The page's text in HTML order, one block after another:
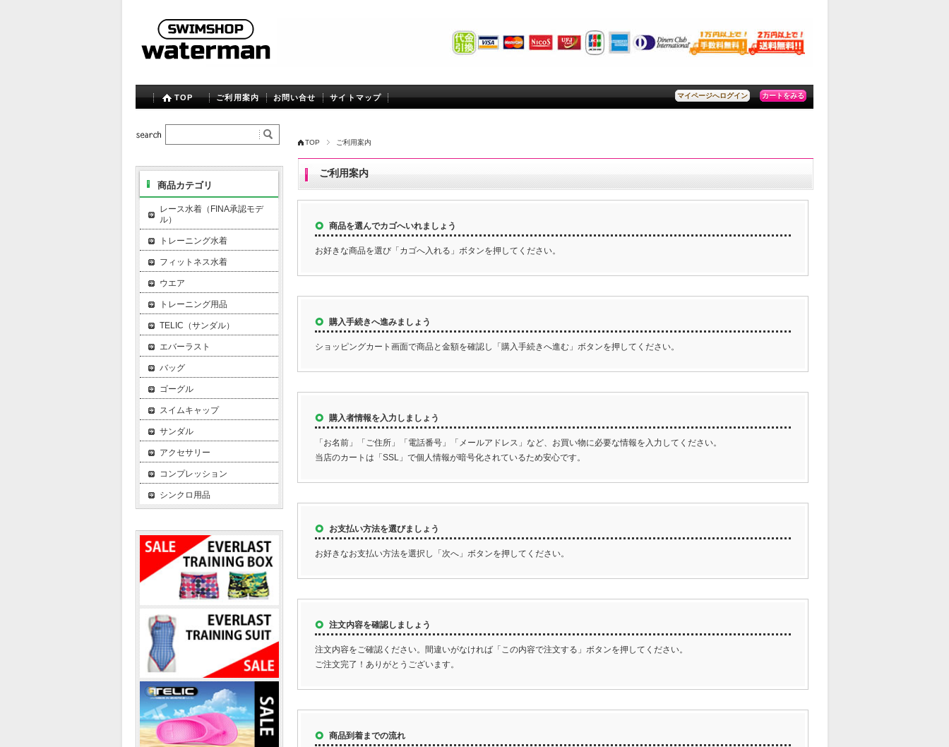
マイページへログイン カートをみる
TOP ご利用案内 お問い合せ サイトマップ
TOP ご利用案内
ご利用案内
商品を選んでカゴへいれましょう
お好きな商品を選び「カゴへ入れる」ボタンを押してください。
購入手続きへ進みましょう
ショッピングカート画面で商品と金額を確認し「購入手続きへ進む」ボタンを押してください。
購入者情報を入力しましょう
「お名前」「ご住所」「電話番号」「メールアドレス」など、お買い物に必要な情報を入力してください。
当店のカートは「SSL」で個人情報が暗号化されているため安心です。
お支払い方法を選びましょう
お好きなお支払い方法を選択し「次へ」ボタンを押してください。
注文内容を確認しましょう
注文内容をご確認ください。間違いがなければ「この内容で注文する」ボタンを押してください。
ご注文完了！ありがとうございます。
商品到着までの流れ
商品カテゴリ
レース水着（FINA承認モデ
ル）
トレーニング水着
フィットネス水着
ウエア
トレーニング用品
TELIC（サンダル）
エバーラスト
バッグ
ゴーグル
スイムキャップ
サンダル
アクセサリー
コンプレッション
シンクロ用品